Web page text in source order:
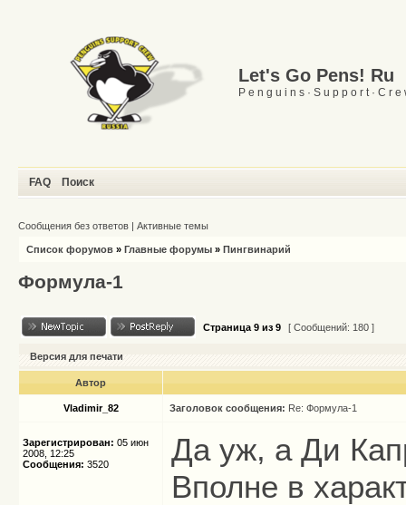
Let's Go Pens! Ru
P e n g u i n s · S u p p o r t · C r e
FAQ Поиск
Сообщения без ответов | Активные темы
Список форумов » Главные форумы » Пингвинарий
Формула-1
Страница 9 из 9 [ Сообщений: 180 ]
Версия для печати
Автор
Vladimir_82 Заголовок сообщения: Re: Формула-1
Зарегистрирован: 05 июн
2008, 12:25
Сообщения: 3520
Да уж, а Ди
Вполне в